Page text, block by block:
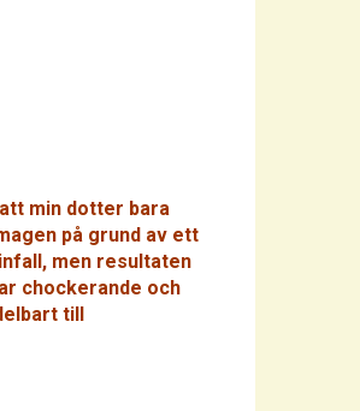
min dotter bara
på grund av ett
men resultaten
chockerande och
till